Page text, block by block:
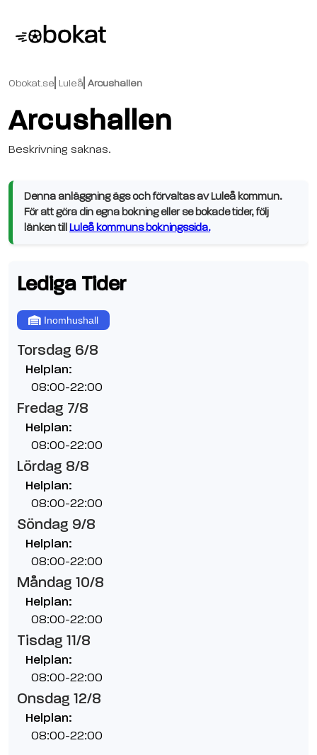
Obokat.se Luleå Arcushallen
Arcushallen
Beskrivning saknas.
Denna anläggning ägs och förvaltas av Luleå kommun.
För att göra din egna bokning eller se bokade tider, följ
länken till Luleå kommuns bokningssida.
Lediga Tider
Inomhushall
Torsdag 6/8
Helplan:
08:00-22:00
Fredag 7/8
Helplan:
08:00-22:00
Lördag 8/8
Helplan:
08:00-22:00
Söndag 9/8
Helplan:
08:00-22:00
Måndag 10/8
Helplan:
08:00-22:00
Tisdag 11/8
Helplan:
08:00-22:00
Onsdag 12/8
Helplan:
08:00-22:00